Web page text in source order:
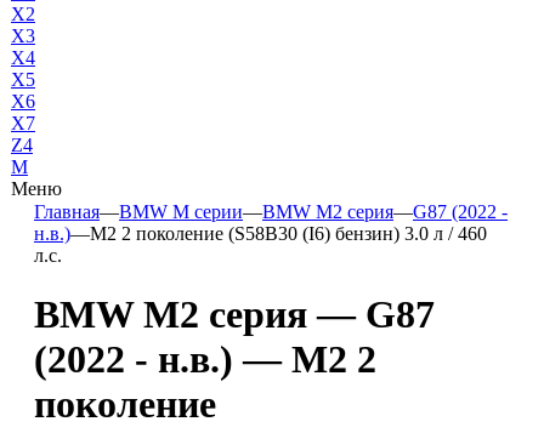
X2
X3
X4
X5
X6
X7
Z4
М
Меню
Главная—BMW М серии—BMW M2 серия—G87 (2022 -
н.в.)—M2 2 поколение (S58B30 (I6) бензин) 3.0 л / 460
л.с.
BMW M2 серия — G87
(2022 - н.в.) — M2 2
поколение